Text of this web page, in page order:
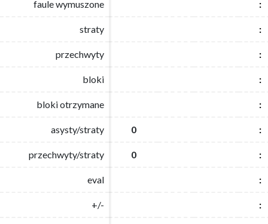
faule wymuszone :
straty :
przechwyty :
bloki :
bloki otrzymane :
asysty/straty 0 :
przechwyty/straty 0 :
eval :
+/- :
faule wymuszone :
straty :
przechwyty :
bloki :
bloki otrzymane :
asysty/straty 0 :
przechwyty/straty 0 :
eval :
+/- :